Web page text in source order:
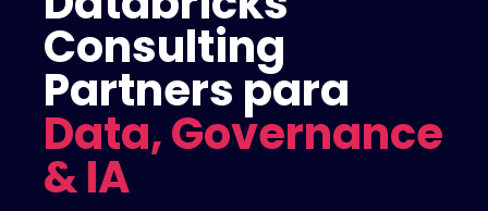
Consulting
Partners para
Data, Governance
&IA